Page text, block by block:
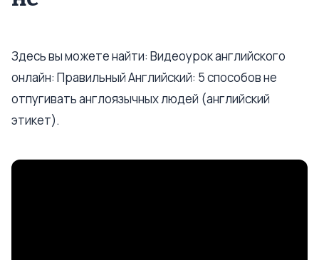
Здесь вы можете найти: Видеоурок английского
онлайн: Правильный Английский: 5 способов не
отпугивать англоязычных людей (английский
этикет).